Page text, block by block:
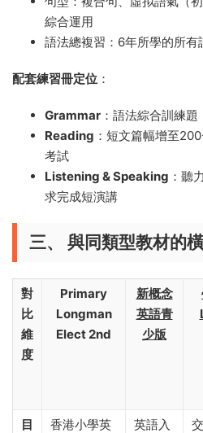
綜合運用
語法總複習：6年所學的所
配套練習冊定位 ：
Grammar ：語法綜合訓練
Reading ：短文篇幅增至
考試
Listening & Speaking ：聽
求完成短演講
三、 與同類型教材的
對
比
維
度
Primary
Longman
Elect 2nd
新概念
英語青
少版
目
香港小學英
英語入